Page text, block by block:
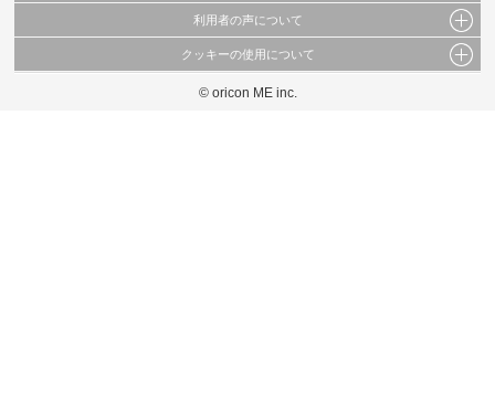
当サイトで公開されている情報（文字、写真、イラスト、画像データ等）及びこれらの配
これらの情報を権利者の許可なく無断転載・複製などの二次利用を行うことは固く禁じて
利用者の声について
当サイトに掲載している内容はすべてサービスの利用者が提出された見解・感想です。
弊社の見解・ 意見ではないことをご理解いただいた上でご覧ください。
クッキーの使用について
このサイトでは Cookie を使用して、ユーザーに合わせたコンテンツや広告の表示、ソー
© oricon ME inc.